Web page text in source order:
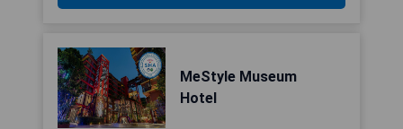
MeStyle Museum
Hotel